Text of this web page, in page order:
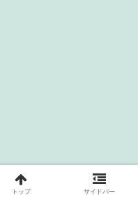
トップ サイドバー